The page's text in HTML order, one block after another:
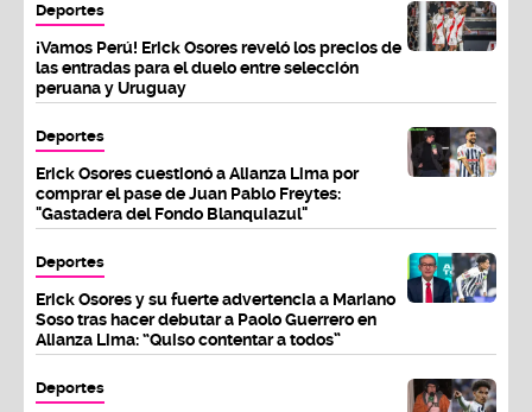
Deportes
¡Vamos Perú! Erick Osores reveló los precios de
las entradas para el duelo entre selección
peruana y Uruguay
Deportes
Erick Osores cuestionó a Alianza Lima por
comprar el pase de Juan Pablo Freytes:
"Gastadera del Fondo Blanquiazul"
Deportes
Erick Osores y su fuerte advertencia a Mariano
Soso tras hacer debutar a Paolo Guerrero en
Alianza Lima: “Quiso contentar a todos”
Deportes